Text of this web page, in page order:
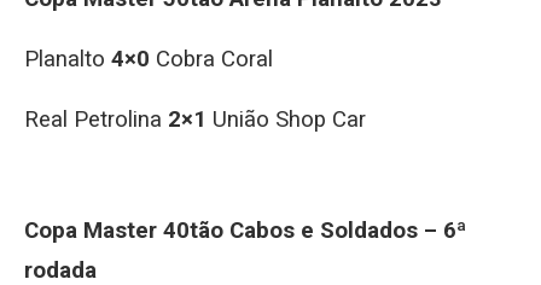
Planalto 4×0 Cobra Coral
Real Petrolina 2×1 União Shop Car
Copa Master 40tão Cabos e Soldados – 6ª
rodada